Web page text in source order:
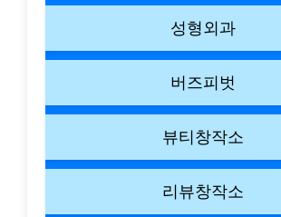
성형외과
버즈피벗
뷰티창작소
리뷰창작소